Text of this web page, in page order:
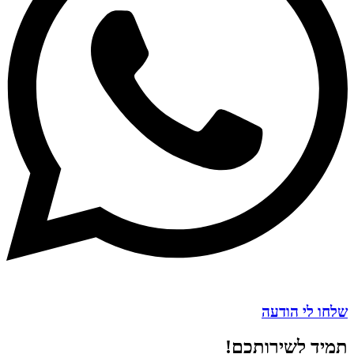
שלחו לי הודעה
תמיד לשירותכם!